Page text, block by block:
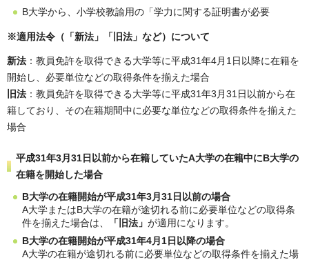
B大学から、小学校教諭用の「学力に関する証明書が必要
※適用法令（「新法」「旧法」など）について
新法 ：教員免許を取得できる大学等に平成31年4月1日以降に在籍を
開始し、必要単位などの取得条件を揃えた場合
旧法 ：教員免許を取得できる大学等に平成31年3月31日以前から在
籍しており、その在籍期間中に必要な単位などの取得条件を揃えた
場合
平成31年3月31日以前から在籍していたA大学の在籍中にB大学の
在籍を開始した場合
B大学の在籍開始が平成31年3月31日以前の場合
A大学またはB大学の在籍が途切れる前に必要単位などの取得条
件を揃えた場合は、
「旧法」 が適用になります。
B大学の在籍開始が平成31年4月1日以降の場合
A大学の在籍が途切れる前に必要単位などの取得条件を揃えた場